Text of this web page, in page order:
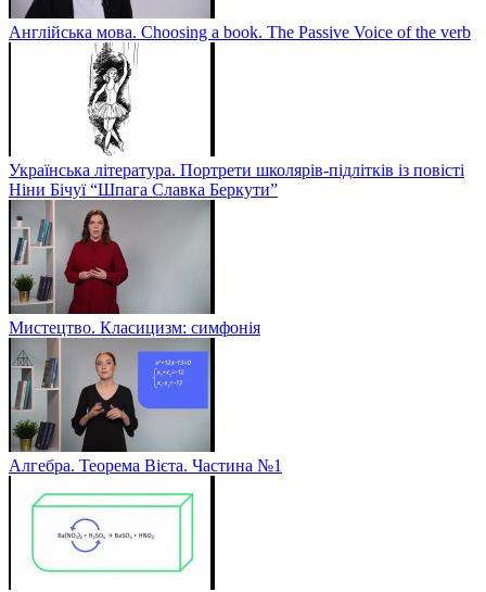
Англійська мова. Choosing a book. The Passive Voice of the verb
Українська література. Портрети школярів-підлітків із повісті
Ніни Бічуї “Шпага Славка Беркути”
Мистецтво. Класицизм: симфонія
Алгебра. Теорема Вієта. Частина №1